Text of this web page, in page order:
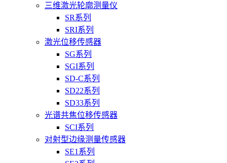
三维激光轮廓测量仪
SR系列
SRI系列
激光位移传感器
SG系列
SGI系列
SD-C系列
SD22系列
SD33系列
光谱共焦位移传感器
SCI系列
对射型边缘测量传感器
SE1系列